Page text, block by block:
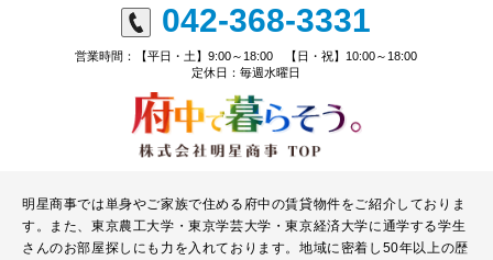
042-368-3331
営業時間：【平日・土】9:00～18:00 【日・祝】10:00～18:00
定休日：毎週水曜日
明星商事では単身やご家族で住める府中の賃貸物件をご紹介しておりま
す。また、東京農工大学・東京学芸大学・東京経済大学に通学する学生
さんのお部屋探しにも力を入れております。地域に密着し50年以上の歴